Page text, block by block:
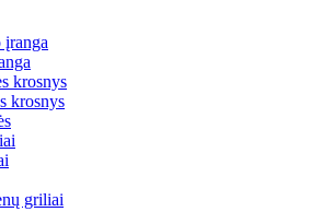
krosnys
krosnys
griliai